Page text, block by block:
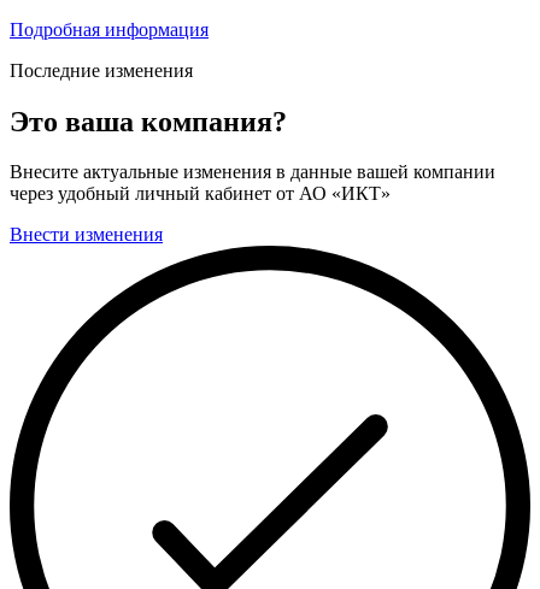
Подробная информация
Последние изменения
Это ваша компания?
Внесите актуальные изменения в данные вашей компании
через удобный личный кабинет от АО «ИКТ»
Внести изменения